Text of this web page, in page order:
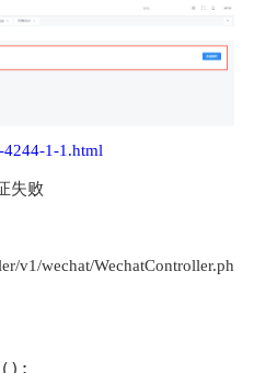
4244-1-1.html
失败
v1/wechat/WechatController.ph